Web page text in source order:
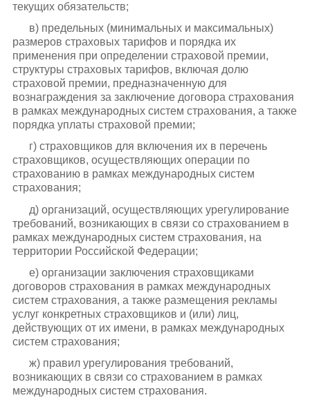
текущих обязательств;
в) предельных (минимальных и максимальных)
размеров страховых тарифов и порядка их
применения при определении страховой премии,
структуры страховых тарифов, включая долю
страховой премии, предназначенную для
вознаграждения за заключение договора страхования
в рамках международных систем страхования, а также
порядка уплаты страховой премии;
г) страховщиков для включения их в перечень
страховщиков, осуществляющих операции по
страхованию в рамках международных систем
страхования;
д) организаций, осуществляющих урегулирование
требований, возникающих в связи со страхованием в
рамках международных систем страхования, на
территории Российской Федерации;
е) организации заключения страховщиками
договоров страхования в рамках международных
систем страхования, а также размещения рекламы
услуг конкретных страховщиков и (или) лиц,
действующих от их имени, в рамках международных
систем страхования;
ж) правил урегулирования требований,
возникающих в связи со страхованием в рамках
международных систем страхования.